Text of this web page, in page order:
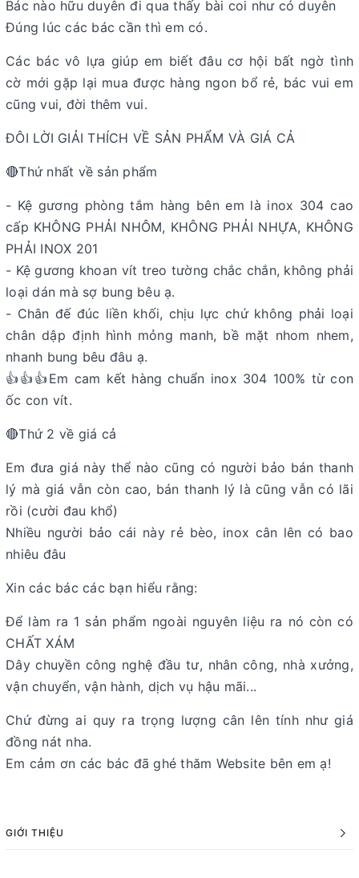
Bác nào hữu duyên đi qua thấy bài coi như có duyên
Đúng lúc các bác cần thì em có.
Các bác vô lựa giúp em biết đâu cơ hội bất ngờ tình
cờ mới gặp lại mua được hàng ngon bổ rẻ, bác vui em
cũng vui, đời thêm vui.
ĐÔI LỜI GIẢI THÍCH VỀ SẢN PHẨM VÀ GIÁ CẢ
🔴Thứ nhất về sản phẩm
- Kệ gương phòng tắm hàng bên em là inox 304 cao
cấp KHÔNG PHẢI NHÔM, KHÔNG PHẢI NHỰA, KHÔNG
PHẢI INOX 201
- Kệ gương khoan vít treo tường chắc chắn, không phải
loại dán mà sợ bung bêu ạ.
- Chân đế đúc liền khối, chịu lực chứ không phải loại
chân dập định hình mỏng manh, bề mặt nhom nhem,
nhanh bung bêu đâu ạ.
👍👍👍Em cam kết hàng chuẩn inox 304 100% từ con
ốc con vít.
🔴Thứ 2 về giá cả
Em đưa giá này thể nào cũng có người bảo bán thanh
lý mà giá vẫn còn cao, bán thanh lý là cũng vẫn có lãi
rồi (cười đau khổ)
Nhiều người bảo cái này rẻ bèo, inox cân lên có bao
nhiêu đâu
Xin các bác các bạn hiểu rằng:
Để làm ra 1 sản phẩm ngoài nguyên liệu ra nó còn có
CHẤT XÁM
Dây chuyền công nghệ đầu tư, nhân công, nhà xưởng,
vận chuyển, vận hành, dịch vụ hậu mãi...
Chứ đừng ai quy ra trọng lượng cân lên tính như giá
đồng nát nha.
Em cảm ơn các bác đã ghé thăm Website bên em ạ!
GIỚI THIỆU